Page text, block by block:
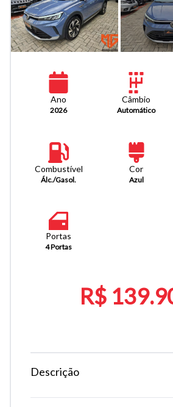
Ano
2026
Câmbio
Automático
Combustível
Álc./Gasol.
Cor
Azul
Portas
4 Portas
R$
Descrição